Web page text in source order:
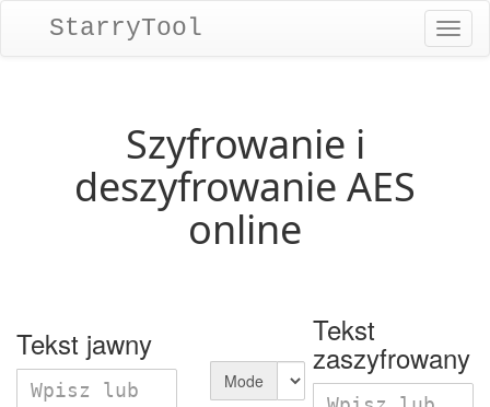
StarryTool
Szyfrowanie i
deszyfrowanie AES
online
Tekst jawny
Mode
Tekst
zaszyfrowany